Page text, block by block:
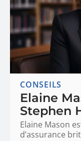
CONSEILS
Elaine
Stephen
Elaine Mason
d’assurance